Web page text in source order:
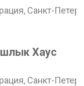
Санкт-
Хаус
Санкт-